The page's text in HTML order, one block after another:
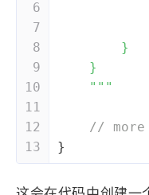
6
7
8
9
10
11
12
13
        }
    }
    """
// more
}